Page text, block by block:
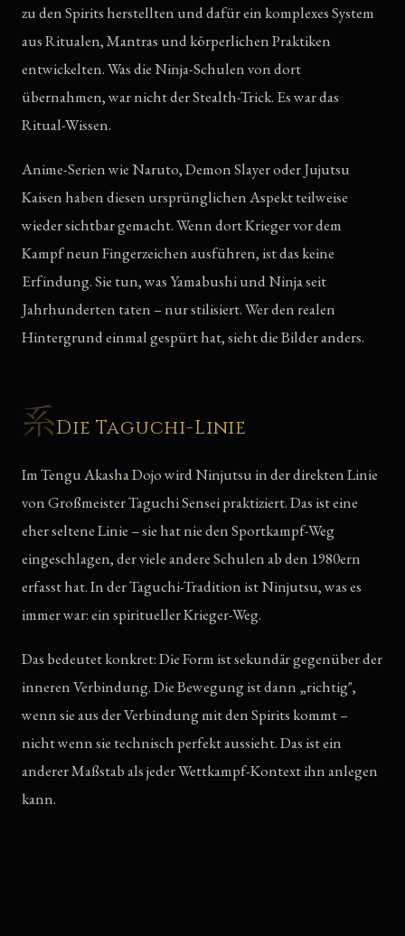
zu den Spirits herstellten und dafür ein komplexes System
aus Ritualen, Mantras und körperlichen Praktiken
entwickelten. Was die Ninja-Schulen von dort
übernahmen, war nicht der Stealth-Trick. Es war das
Ritual-Wissen.
Anime-Serien wie Naruto, Demon Slayer oder Jujutsu
Kaisen haben diesen ursprünglichen Aspekt teilweise
wieder sichtbar gemacht. Wenn dort Krieger vor dem
Kampf neun Fingerzeichen ausführen, ist das keine
Erfindung. Sie tun, was Yamabushi und Ninja seit
Jahrhunderten taten – nur stilisiert. Wer den realen
Hintergrund einmal gespürt hat, sieht die Bilder anders.
系Die Taguchi-Linie
Im Tengu Akasha Dojo wird Ninjutsu in der direkten Linie
von Großmeister Taguchi Sensei praktiziert. Das ist eine
eher seltene Linie – sie hat nie den Sportkampf-Weg
eingeschlagen, der viele andere Schulen ab den 1980ern
erfasst hat. In der Taguchi-Tradition ist Ninjutsu, was es
immer war: ein spiritueller Krieger-Weg.
Das bedeutet konkret: Die Form ist sekundär gegenüber der
inneren Verbindung. Die Bewegung ist dann „richtig",
wenn sie aus der Verbindung mit den Spirits kommt –
nicht wenn sie technisch perfekt aussieht. Das ist ein
anderer Maßstab als jeder Wettkampf-Kontext ihn anlegen
kann.